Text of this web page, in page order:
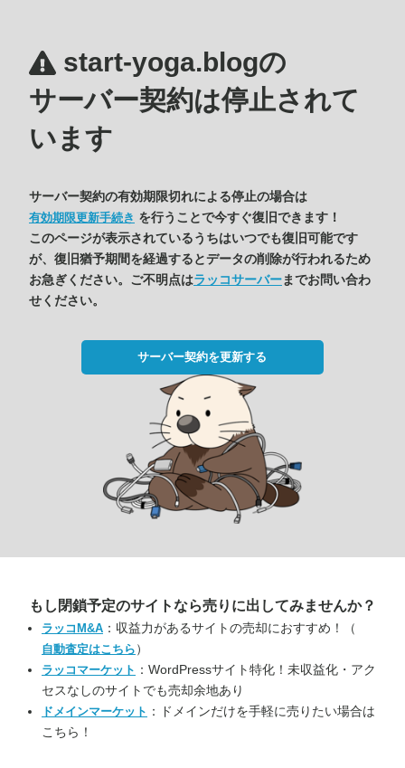
start-yoga.blogの
サーバー契約は停止されて
います
サーバー契約の有効期限切れによる停止の場合は
有効期限更新手続き を行うことで今すぐ復旧できます！
このページが表示されているうちはいつでも復旧可能です
が、復旧猶予期間を経過するとデータの削除が行われるため
お急ぎください。ご不明点はラッコサーバーまでお問い合わ
せください。
サーバー契約を更新する
もし閉鎖予定のサイトなら売りに出してみませんか？
ラッコM&A ：収益力があるサイトの売却におすすめ！（
自動査定はこちら ）
ラッコマーケット ：WordPressサイト特化！未収益化・アク
セスなしのサイトでも売却余地あり
ドメインマーケット ：ドメインだけを手軽に売りたい場合は
こちら！